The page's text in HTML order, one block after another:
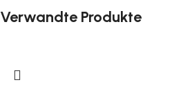
Verwandte Produkte